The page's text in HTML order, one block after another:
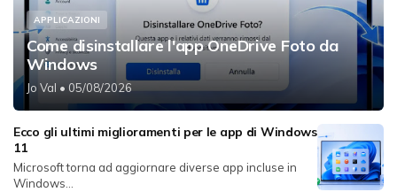
APPLICAZIONI
Come disinstallare l'app OneDrive Foto da
Windows
Jo Val • 05/08/2026
Ecco gli ultimi miglioramenti per le app di Windows
11
Microsoft torna ad aggiornare diverse app incluse in
Windows...